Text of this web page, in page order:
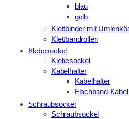
blau
gelb
Klettbinder mit
Klettbandrollen
Klebesockel
Klebesockel
Kabelhalter
Kabelhalter
Flachband-
Schraubsockel
Schraubsockel